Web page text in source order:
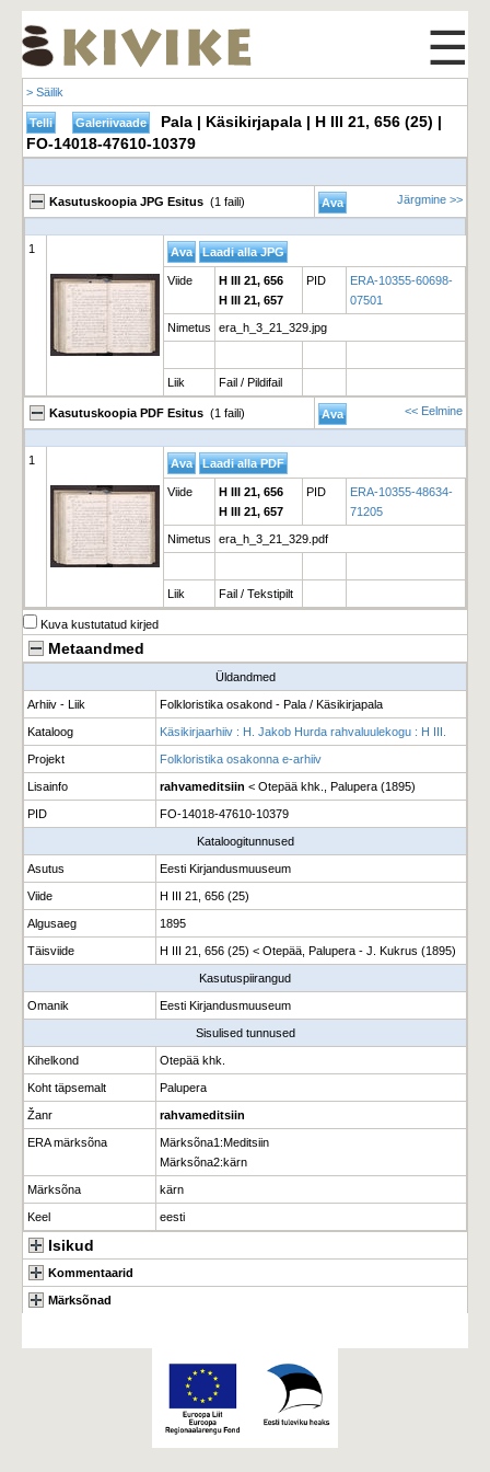
☰
> Säilik
Pala | Käsikirjapala | H III 21, 656 (25) |
FO-14018-47610-10379
Kasutuskoopia JPG Esitus (1 faili) Järgmine >>
1
Viide
H III 21, 656
H III 21, 657
PID
ERA-10355-60698-
07501
Nimetus era_h_3_21_329.jpg
Liik Fail / Pildifail
Kasutuskoopia PDF Esitus (1 faili) << Eelmine
1
Viide
H III 21, 656
H III 21, 657
PID
ERA-10355-48634-
71205
Nimetus era_h_3_21_329.pdf
Liik Fail / Tekstipilt
Kuva kustutatud kirjed
Metaandmed
Üldandmed
Arhiiv - Liik Folkloristika osakond - Pala / Käsikirjapala
Kataloog Käsikirjaarhiiv : H. Jakob Hurda rahvaluulekogu : H III.
Projekt Folkloristika osakonna e-arhiiv
Lisainfo rahvameditsiin < Otepää khk., Palupera (1895)
PID FO-14018-47610-10379
Kataloogitunnused
Asutus Eesti Kirjandusmuuseum
Viide H III 21, 656 (25)
Algusaeg 1895
Täisviide H III 21, 656 (25) < Otepää, Palupera - J. Kukrus (1895)
Kasutuspiirangud
Omanik Eesti Kirjandusmuuseum
Sisulised tunnused
Kihelkond Otepää khk.
Koht täpsemalt Palupera
Žanr rahvameditsiin
ERA märksõna Märksõna1 :Meditsiin
Märksõna2:kärn
Märksõna kärn
Keel eesti
Isikud
Kommentaarid
Märksõnad